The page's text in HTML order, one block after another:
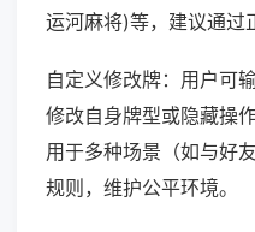
运河麻将)等，建议通过
自定义修改牌：用户可
修改自身牌型或隐藏操
用于多种场景（如与好
规则，维护公平环境。